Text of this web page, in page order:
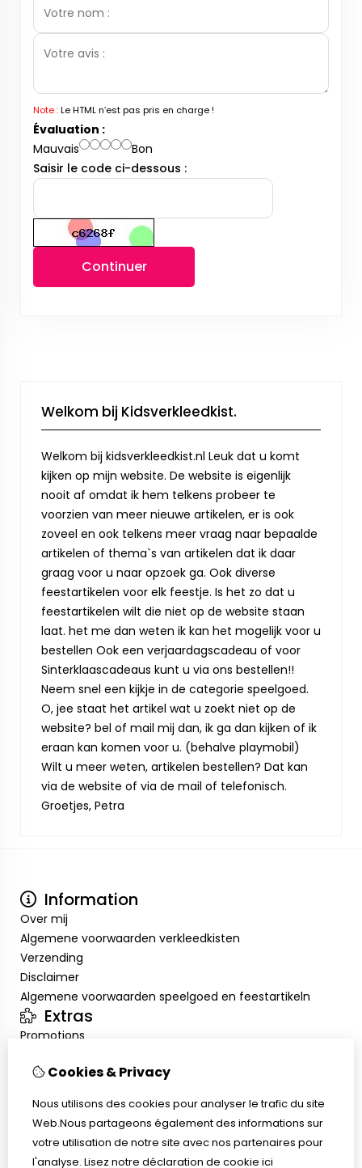
Note :Le HTML n’est pas pris en charge !
Évaluation :
Mauvais
Bon
Saisir le code ci-dessous :
Continuer
Welkom bij Kidsverkleedkist.
Welkom bij kidsverkleedkist.nl Leuk dat u komt
kijken op mijn website. De website is eigenlijk
nooit af omdat ik hem telkens probeer te
voorzien van meer nieuwe artikelen, er is ook
zoveel en ook telkens meer vraag naar bepaalde
artikelen of thema`s van artikelen dat ik daar
graag voor u naar opzoek ga. Ook diverse
feestartikelen voor elk feestje. Is het zo dat u
feestartikelen wilt die niet op de website staan
laat. het me dan weten ik kan het mogelijk voor u
bestellen Ook een verjaardagscadeau of voor
Sinterklaascadeaus kunt u via ons bestellen!!
Neem snel een kijkje in de categorie speelgoed.
O, jee staat het artikel wat u zoekt niet op de
website? bel of mail mij dan, ik ga dan kijken of ik
eraan kan komen voor u. (behalve playmobil)
Wilt u meer weten, artikelen bestellen? Dat kan
via de website of via de mail of telefonisch.
Groetjes, Petra
Information
Over mij
Algemene voorwaarden verkleedkisten
Verzending
Disclaimer
Algemene voorwaarden speelgoed en feestartikeln
Extras
Promotions
Inloggen
Service client
Cookies & Privacy
Nous utilisons des cookies pour analyser le trafic du site
Web.Nous partageons également des informations sur
votre utilisation de notre site avec nos partenaires pour
l'analyse. Lisez notre déclaration de cookie ici